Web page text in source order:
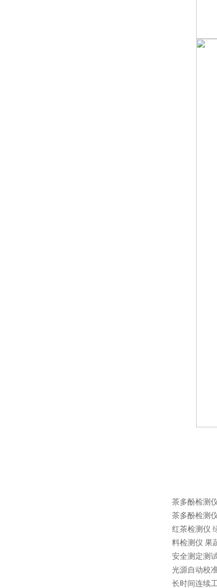
茶多酚检测
茶多酚检测
红茶检测仪
料检测仪 果
安全测定测
光源自动校
长时间连续